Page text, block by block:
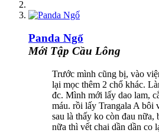
Panda Ngố
Mới Tập Cầu Lông
Trước mình cũng bị, vào
lại mọc thêm 2 chổ khác.
đc. Mình mới lấy dao lam,
máu. rồi lấy Trangala A bôi
sau là thấy ko còn đau nữa,
nữa thì vết chai dần dần co